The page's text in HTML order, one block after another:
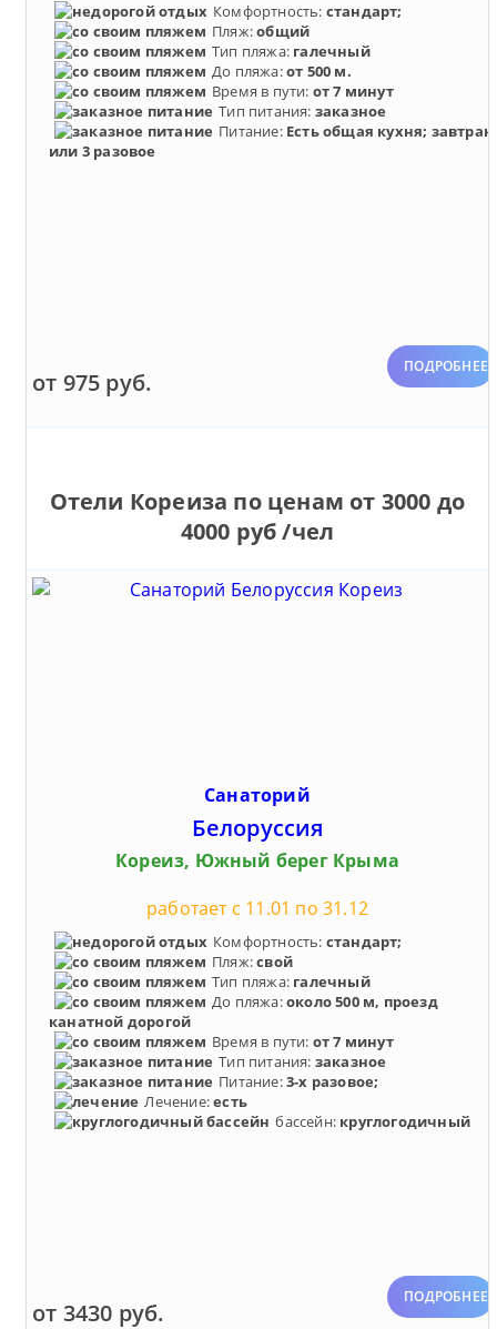
Комфортность: стандарт;
Пляж:общий
Тип пляжа: галечный
До пляжа:от 500 м.
Время в пути: от 7 минут
Тип питания: заказное
Питание:Есть общая кухня; завтрак
или 3 разовое
от 975 руб.
ПОДРОБНЕЕ
Отели Кореиза по ценам от 3000 до
4000 руб /чел
Санаторий
Белоруссия
Кореиз, Южный берег Крыма
работает с 11.01 по 31.12
Комфортность: стандарт;
Пляж:свой
Тип пляжа: галечный
До пляжа:около 500 м, проезд
канатной дорогой
Время в пути: от 7 минут
Тип питания: заказное
Питание:3-х разовое;
Лечение:есть
бассейн: круглогодичный
от 3430 руб.
ПОДРОБНЕЕ